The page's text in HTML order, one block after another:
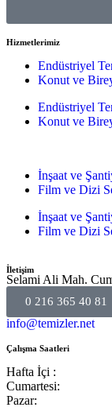
Hizmetlerimiz
Endüstriyel
Konut ve
Endüstriyel
Konut ve
İnşaat ve
Film ve Dizi
İnşaat ve
Film ve Dizi
İletişim
Selami Ali Mah.
0 216 365 40 81
info@temizler.net
Çalışma Saatleri
Hafta İçi :
Cumartesi:
Pazar: